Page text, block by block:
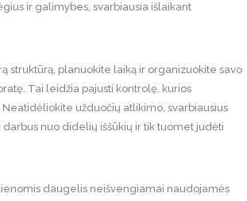
ir galimybes, svarbiausia išlaikant
struktūrą, planuokite laiką ir organizuokite savo
Tai leidžia pajusti kontrolę, kurios
užduočių atlikimo, svarbiausius
nuo didelių iššūkių ir tik tuomet judėti
daugelis neišvengiamai naudojamės